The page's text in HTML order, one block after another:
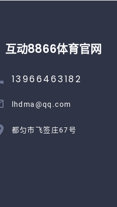
互动8866体育官网
13966463182
lhdma@qq.com
都匀市飞签庄67号